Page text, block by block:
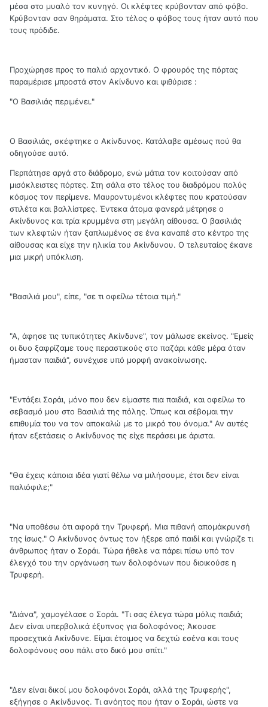
μέσα στο μυαλό τον κυνηγό. Οι κλέφτες κρύβονταν από φόβο.
Κρύβονταν σαν θηράματα. Στο τέλος ο φόβος τους ήταν αυτό που
τους πρόδιδε.
Προχώρησε προς το παλιό αρχοντικό. Ο φρουρός της πόρτας
παραμέρισε μπροστά στον Ακίνδυνο και ψιθύρισε :
"Ο Βασιλιάς περιμένει."
Ο Βασιλιάς, σκέφτηκε ο Ακίνδυνος. Κατάλαβε αμέσως πού θα
οδηγούσε αυτό.
Περπάτησε αργά στο διάδρομο, ενώ μάτια τον κοιτούσαν από
μισόκλειστες πόρτες. Στη σάλα στο τέλος του διαδρόμου πολύς
κόσμος τον περίμενε. Μαυροντυμένοι κλέφτες που κρατούσαν
στιλέτα και βαλλίστρες. Έντεκα άτομα φανερά μέτρησε ο
Ακίνδυνος και τρία κρυμμένα στη μεγάλη αίθουσα. Ο βασιλιάς
των κλεφτών ήταν ξαπλωμένος σε ένα καναπέ στο κέντρο της
αίθουσας και είχε την ηλικία του Ακίνδυνου. Ο τελευταίος έκανε
μια μικρή υπόκλιση.
"Βασιλιά μου", είπε, "σε τι οφείλω τέτοια τιμή."
"Α, άφησε τις τυπικότητες Ακίνδυνε", τον μάλωσε εκείνος. "Εμείς
οι δυο ξαφρίζαμε τους περαστικούς στο παζάρι κάθε μέρα όταν
ήμασταν παιδιά", συνέχισε υπό μορφή ανακοίνωσης.
"Εντάξει Σοράι, μόνο που δεν είμαστε πια παιδιά, και οφείλω το
σεβασμό μου στο Βασιλιά της πόλης. Όπως και σέβομαι την
επιθυμία του να τον αποκαλώ με το μικρό του όνομα." Αν αυτές
ήταν εξετάσεις ο Ακίνδυνος τις είχε περάσει με άριστα.
"Θα έχεις κάποια ιδέα γιατί θέλω να μιλήσουμε, έτσι δεν είναι
παλιόφιλε;"
"Να υποθέσω ότι αφορά την Τρυφερή. Μια πιθανή απομάκρυνσή
της ίσως." Ο Ακίνδυνος όντως τον ήξερε από παιδί και γνώριζε τι
άνθρωπος ήταν ο Σοράι. Τώρα ήθελε να πάρει πίσω υπό τον
έλεγχό του την οργάνωση των δολοφόνων που διοικούσε η
Τρυφερή.
"Διάνα", χαμογέλασε ο Σοράι. "Τι σας έλεγα τώρα μόλις παιδιά;
Δεν είναι υπερβολικά έξυπνος για δολοφόνος; Άκουσε
προσεχτικά Ακίνδυνε. Είμαι έτοιμος να δεχτώ εσένα και τους
δολοφόνους σου πάλι στο δικό μου σπίτι."
"Δεν είναι δικοί μου δολοφόνοι Σοράι, αλλά της Τρυφερής",
εξήγησε ο Ακίνδυνος. Τι ανόητος που ήταν ο Σοράι, ώστε να